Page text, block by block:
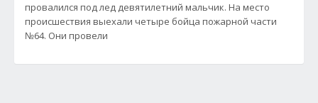
провалился под лед девятилетний мальчик. На место
происшествия выехали четыре бойца пожарной части
№64. Они провели